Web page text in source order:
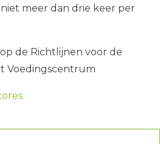
niet meer dan drie keer per
de Richtlijnen voor de
Voedingscentrum